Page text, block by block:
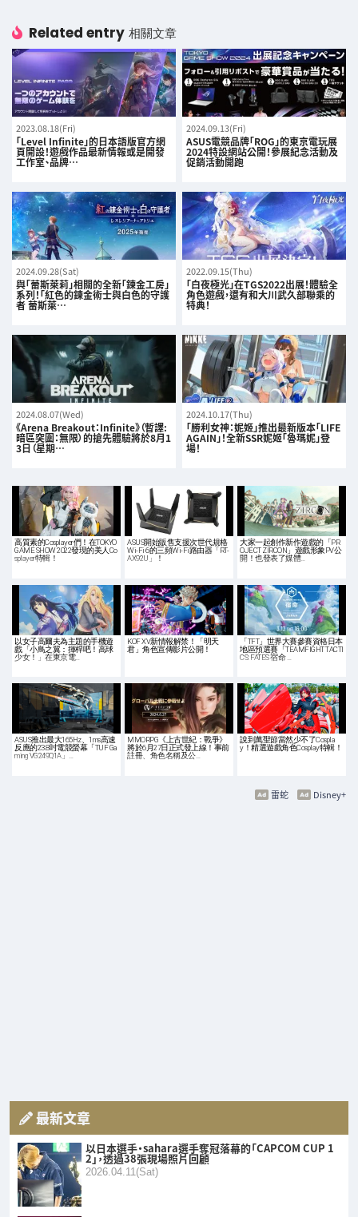
Related entry 相關文章
2023.08.18(Fri)
「Level Infinite」的日本語版官方網
頁開設！遊戲作品最新情報或是開發
工作室、品牌…
2024.09.13(Fri)
ASUS電競品牌「ROG」的東京電玩展
2024特設網站公開！參展紀念活動及
促銷活動開跑
2024.09.28(Sat)
與「蕾斯萊莉」相關的全新「鍊金工房」
系列！「紅色的鍊金術士與白色的守護
者 蕾斯萊…
2022.09.15(Thu)
「白夜極光」在TGS2022出展！體驗全
角色遊戲，還有和大川武久部聯乘的
特典！
2024.08.07(Wed)
《Arena Breakout：Infinite》（暫譯:
暗區突圍：無限）的搶先體驗將於8月1
3日（星期…
2024.10.17(Thu)
「勝利女神：妮姬」推出最新版本「LIFE
AGAIN」！全新SSR妮姬「魯瑪妮」登
場！
高質素的Cosplayer們！在TOKYO
GAME SHOW 2022發現的美人Co
splayer特輯！
ASUS開始販售支援次世代規格
Wi-Fi 6的三頻Wi-Fi路由器「RT-
AX92U」！
大家一起創作新作遊戲的「PR
OJECT ZIRCON」遊戲形象PV公
開！也發表了媒體…
以女子高爾夫為主題的手機遊
戲「小鳥之翼：揮桿吧！高球
少女！」在東京電…
KOF XV新情報解禁！「明天
君」角色宣傳影片公開！
「TFT」世界大賽參賽資格日本
地區預選賽「TEAMFIGHT TACTI
CS: FATES 宿命 …
ASUS推出最大165Hz、1ms高速
反應的23.8吋電競螢幕「TUF Ga
ming VG249Q1A」…
MMORPG《上古世紀：戰爭》
將於6月27日正式發上線！事前
註冊、角色名稱及公…
說到萬聖節當然少不了Cospla
y！精選遊戲角色Cosplay特輯！
Disney+
雷蛇
最新文章
以日本選手・sahara選手奪冠落幕的「CAPCOM CUP 1
2」，透過38張現場照片回顧
2026.04.11(Sat)